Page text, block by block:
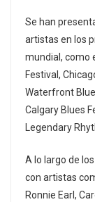
Se han
artistas en los
mundial, como
Festival,
Waterfront
Calgary Blues
Legendary
A lo largo de
con artistas
Ronnie Earl,